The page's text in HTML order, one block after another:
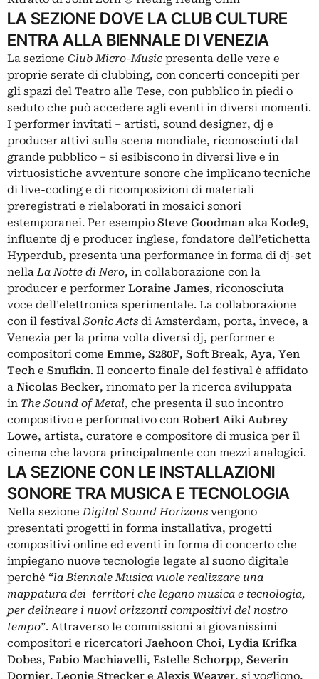
LA SEZIONE DOVE LA CLUB CULTURE
ENTRA ALLA BIENNALE DI VENEZIA
La sezione Club Micro-Music presenta delle vere e
proprie serate di clubbing, con concerti concepiti per
gli spazi del Teatro alle Tese, con pubblico in piedi o
seduto che può accedere agli eventi in diversi momenti.
I performer invitati – artisti, sound designer, dj e
producer attivi sulla scena mondiale, riconosciuti dal
grande pubblico – si esibiscono in diversi live e in
virtuosistiche avventure sonore che implicano tecniche
di live-coding e di ricomposizioni di materiali
preregistrati e rielaborati in mosaici sonori
estemporanei. Per esempio Steve Goodman aka Kode9,
influente dj e producer inglese, fondatore dell’etichetta
Hyperdub, presenta una performance in forma di dj-set
nellaLa Notte di Nero, in collaborazione con la
producer e performer Loraine James, riconosciuta
voce dell’elettronica sperimentale. La collaborazione
con il festival Sonic Acts di Amsterdam, porta, invece, a
Venezia per la prima volta diversi dj, performer e
compositori come Emme, S280F, Soft Break, Aya, Yen
Tech e Snufkin. Il concerto finale del festival è affidato
a Nicolas Becker, rinomato per la ricerca sviluppata
in The Sound of Metal, che presenta il suo incontro
compositivo e performativo con Robert Aiki Aubrey
Lowe, artista, curatore e compositore di musica per il
cinema che lavora principalmente con mezzi analogici.
LA SEZIONE CON LE INSTALLAZIONI
SONORE TRA MUSICA E TECNOLOGIA
Nella sezioneDigital Sound Horizons vengono
presentati progetti in forma installativa, progetti
compositivi online ed eventi in forma di concerto che
impiegano nuove tecnologie legate al suono digitale
perché “la Biennale Musica vuole realizzare una
mappatura dei territori che legano musica e tecnologia,
per delineare i nuovi orizzonti compositivi del nostro
tempo”. Attraverso le commissioni ai giovanissimi
compositori e ricercatori Jaehoon Choi, Lydia Krifka
Dobes, Fabio Machiavelli, Estelle Schorpp, Severin
Dornier, Leonie Strecker e Alexis Weaver, si vogliono,